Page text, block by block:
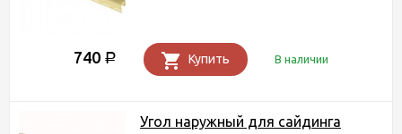
740 Р Купить В наличии
Угол наружный для сайдинга